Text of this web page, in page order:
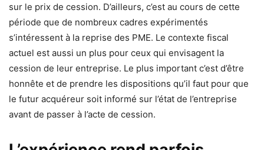
sur le prix de cession. D’ailleurs, c’est au cours de cette
période que de nombreux cadres expérimentés
s’intéressent à la reprise des PME. Le contexte fiscal
actuel est aussi un plus pour ceux qui envisagent la
cession de leur entreprise. Le plus important c’est d’être
honnête et de prendre les dispositions qu’il faut pour que
le futur acquéreur soit informé sur l’état de l’entreprise
avant de passer à l’acte de cession.